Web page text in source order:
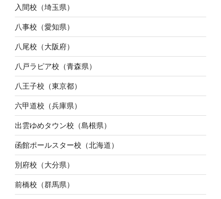
入間校（埼玉県）
八事校（愛知県）
八尾校（大阪府）
八戸ラピア校（青森県）
八王子校（東京都）
六甲道校（兵庫県）
出雲ゆめタウン校（島根県）
函館ポールスター校（北海道）
別府校（大分県）
前橋校（群馬県）